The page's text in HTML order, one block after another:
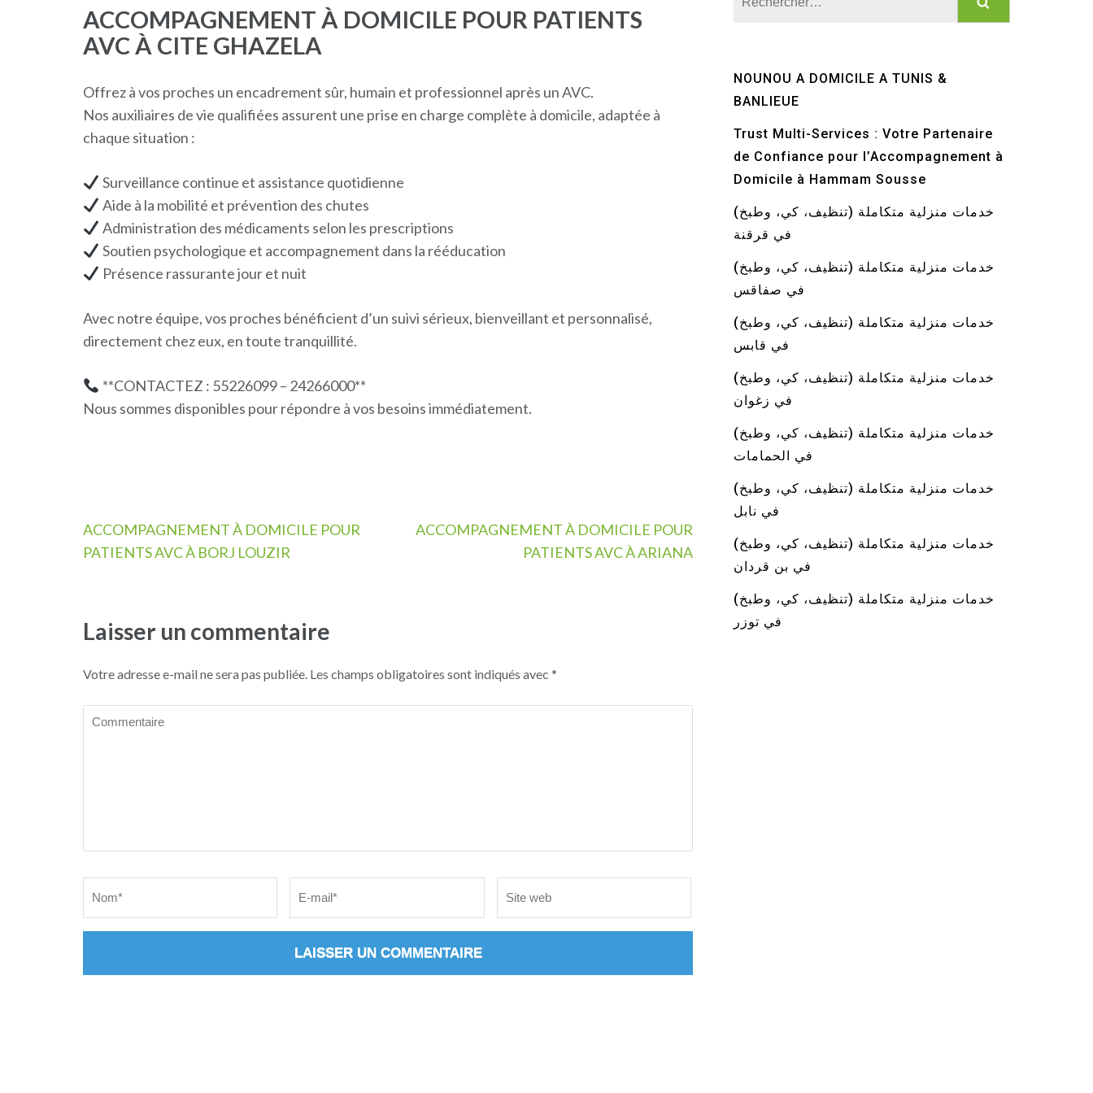
ACCOMPAGNEMENT À DOMICILE POUR PATIENTS
AVC À CITE GHAZELA
Offrez à vos proches un encadrement sûr, humain et professionnel après un AVC.
Nos auxiliaires de vie qualifiées assurent une prise en charge complète à domicile, adaptée à
chaque situation :
Surveillance continue et assistance quotidienne
Aide à la mobilité et prévention des chutes
Administration des médicaments selon les prescriptions
Soutien psychologique et accompagnement dans la rééducation
Présence rassurante jour et nuit
Avec notre équipe, vos proches bénéficient d’un suivi sérieux, bienveillant et personnalisé,
directement chez eux, en toute tranquillité.
**CONTACTEZ : 55226099 – 24266000**
Nous sommes disponibles pour répondre à vos besoins immédiatement.
Navigation
de
ACCOMPAGNEMENT À DOMICILE POUR
PATIENTS AVC À BORJ LOUZIR
ACCOMPAGNEMENT À DOMICILE POUR
PATIENTS AVC À ARIANA
Laisser un commentaire
Votre adresse e-mail ne sera pas publiée. Les champs obligatoires sont indiqués avec *
Commentaire
NOUNOU A DOMICILE A TUNIS &
BANLIEUE
Trust Multi-Services : Votre Partenaire
de Confiance pour l’Accompagnement à
Domicile à Hammam Sousse
خدمات منزلية متكاملة (تنظيف، كي، وطبخ)
في قرقنة
خدمات منزلية متكاملة (تنظيف، كي، وطبخ)
في صفاقس
خدمات منزلية متكاملة (تنظيف، كي، وطبخ)
في قابس
خدمات منزلية متكاملة (تنظيف، كي، وطبخ)
في زغوان
خدمات منزلية متكاملة (تنظيف، كي، وطبخ)
في الحمامات
خدمات منزلية متكاملة (تنظيف، كي، وطبخ)
في نابل
خدمات منزلية متكاملة (تنظيف، كي، وطبخ)
في بن قردان
خدمات منزلية متكاملة (تنظيف، كي، وطبخ)
في توزر